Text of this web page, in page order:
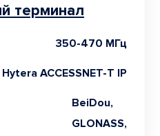
терминал
350-470 МГц
Hytera ACCESSNET-T IP
BeiDou,
GLONASS,